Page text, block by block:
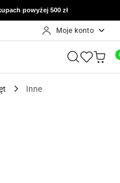
powyżej 500 zł
Moje konto
Inne